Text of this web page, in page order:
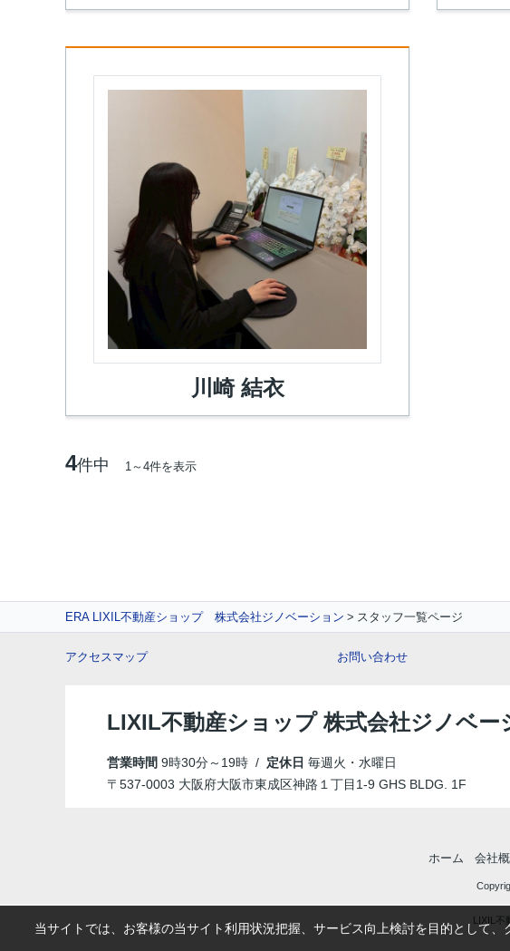
川崎 結衣
4件中 1～4件を表示
ERA LIXIL不動産ショップ 株式会社ジノベーション スタッフ一覧ページ
アクセスマップ お問い合わせ
LIXIL不動産ショップ 株式会社ジノベー
営業時間 9時30分～19時 / 定休日 毎週火・水曜日
〒537-0003 大阪府大阪市東成区神路１丁目1-9 GHS BLDG. 1F
ホーム 会社
LIXIL不
当サイトでは、お客様の当サイト利用状況把握、サービス向上検討を目的として、